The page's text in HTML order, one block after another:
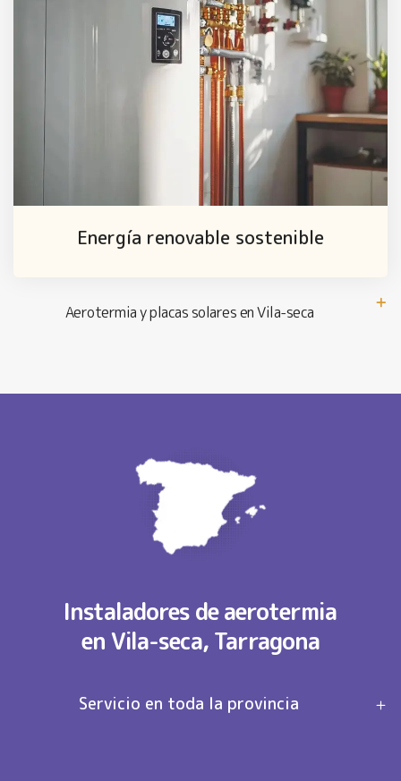
Energía renovable sostenible
Aerotermia y placas solares en Vila-seca
Instaladores de aerotermia
en Vila-seca, Tarragona
Servicio en toda la provincia